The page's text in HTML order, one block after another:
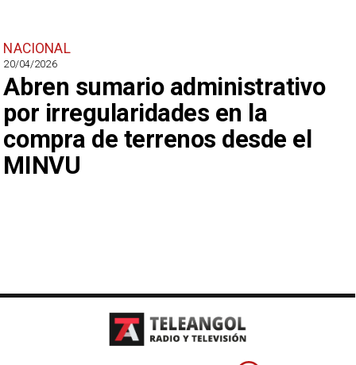
NACIONAL
20/04/2026
Abren sumario administrativo
por irregularidades en la
compra de terrenos desde el
MINVU